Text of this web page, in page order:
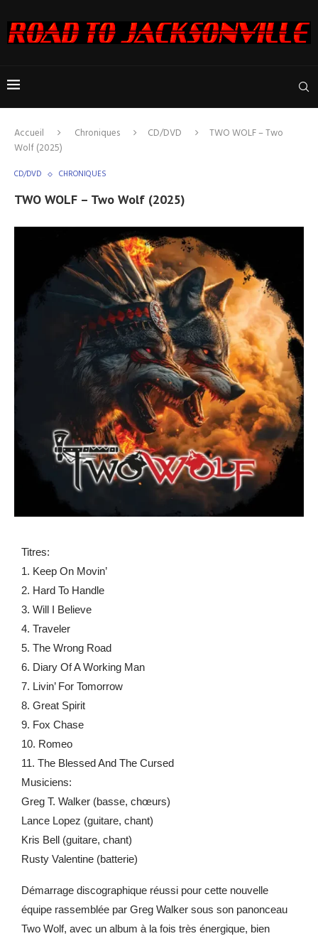
Accueil Chroniques CD/DVD
TWO WOLF – Two
Wolf (2025)
CD/DVD CHRONIQUES
TWO WOLF – Two Wolf (2025)
Titres:
1. Keep On Movin’
2. Hard To Handle
3. Will I Believe
4. Traveler
5. The Wrong Road
6. Diary Of A Working Man
7. Livin’ For Tomorrow
8. Great Spirit
9. Fox Chase
10. Romeo
11. The Blessed And The Cursed
Musiciens:
Greg T. Walker (basse, chœurs)
Lance Lopez (guitare, chant)
Kris Bell (guitare, chant)
Rusty Valentine (batterie)
Démarrage discographique réussi pour cette nouvelle
équipe rassemblée par Greg Walker sous son panonceau
Two Wolf, avec un album à la fois très énergique, bien